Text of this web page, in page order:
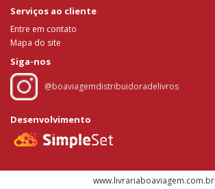
Serviços ao cliente
Entre em contato
Mapa do site
Siga-nos
@boaviagemdistribuidoradelivros
Desenvolvimento
www.livrariaboaviagem.com.br